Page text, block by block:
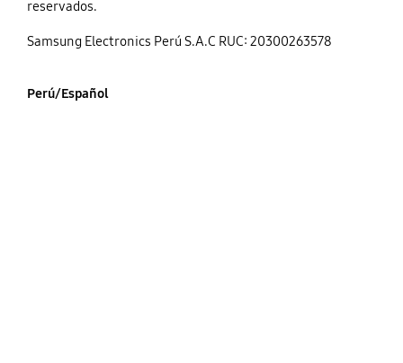
reservados.
Samsung Electronics Perú S.A.C RUC: 20300263578
Perú/Español